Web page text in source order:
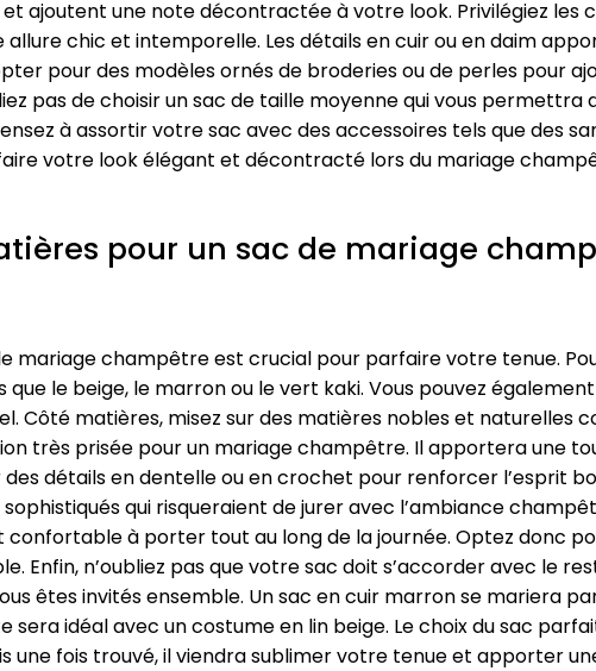
ajoutent une note décontractée à votre look. Privilégiez les
chic et intemporelle. Les détails en cuir ou en daim
pour des modèles ornés de broderies ou de perles pour
pas de choisir un sac de taille moyenne qui vous permettra
à assortir votre sac avec des accessoires tels que des
votre look élégant et décontracté lors du mariage
pour un sac de mariage
mariage champêtre est crucial pour parfaire votre tenue.
le beige, le marron ou le vert kaki. Vous pouvez
Côté matières, misez sur des matières nobles et naturelles
très prisée pour un mariage champêtre. Il apportera une
détails en dentelle ou en crochet pour renforcer l’esprit
qui risqueraient de jurer avec l’ambiance
à porter tout au long de la journée. Optez donc
Enfin, n’oubliez pas que votre sac doit s’accorder avec le
êtes invités ensemble. Un sac en cuir marron se mariera
sera idéal avec un costume en lin beige. Le choix du sac
une fois trouvé, il viendra sublimer votre tenue et apporter